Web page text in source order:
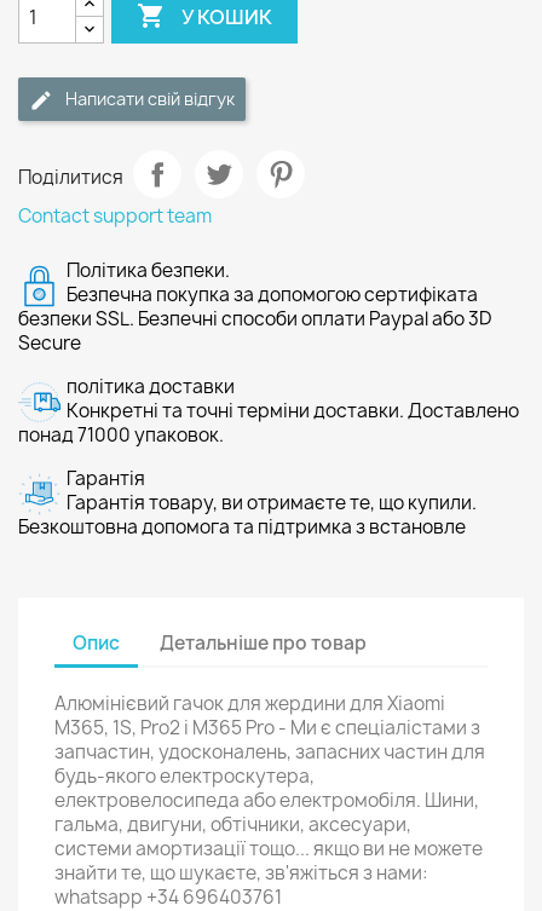
 У КОШИК
Написати свій відгук
Поділитися
Contact support team
Політика безпеки.
Безпечна покупка за допомогою сертифіката
безпеки SSL. Безпечні способи оплати Paypal або 3D
Secure
політика доставки
Конкретні та точні терміни доставки. Доставлено
понад 71000 упаковок.
Гарантія
Гарантія товару, ви отримаєте те, що купили.
Безкоштовна допомога та підтримка з встановле
Опис Детальніше про товар
Алюмінієвий гачок для жердини для Xiaomi
M365, 1S, Pro2 і M365 Pro - Ми є спеціалістами з
запчастин, удосконалень, запасних частин для
будь-якого електроскутера,
електровелосипеда або електромобіля. Шини,
гальма, двигуни, обтічники, аксесуари,
системи амортизації тощо... якщо ви не можете
знайти те, що шукаєте, зв'яжіться з нами:
whatsapp +34 696403761